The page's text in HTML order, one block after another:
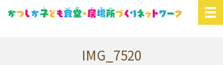
IMG_7520